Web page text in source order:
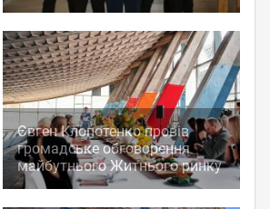
Євген Клопотенко провів
громадське обговорення
майбутнього Житнього ринку